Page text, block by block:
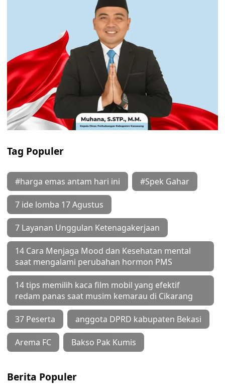
Tag Populer
#harga emas antam hari ini #Spek Gahar
7 ide lomba 17 Agustus
7 Layanan Unggulan Ketenagakerjaan
14 Cara Menjaga Mood dan Kesehatan mental
saat mengalami perubahan hormon PMS
14 tips memilih kaca film mobil yang efektif
redam panas saat musim kemarau di Cikarang
37 Peserta anggota DPRD kabupaten Bekasi
Arema FC Bakso Pak Kumis
Berita Populer